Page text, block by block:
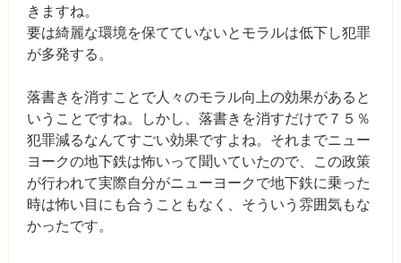
きますね。
要は綺麗な環境を保てていないとモラルは低下し犯罪
が多発する。
落書きを消すことで人々のモラル向上の効果があると
いうことですね。しかし、落書きを消すだけで７５％
犯罪減るなんてすごい効果ですよね。それまでニュー
ヨークの地下鉄は怖いって聞いていたので、この政策
が行われて実際自分がニューヨークで地下鉄に乗った
時は怖い目にも合うこともなく、そういう雰囲気もな
かったです。